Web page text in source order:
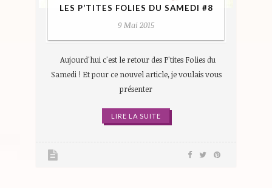
LES P’TITES FOLIES DU SAMEDI #8
9 Mai 2015
Aujourd'hui c'est le retour des P'tites Folies du
Samedi ! Et pour ce nouvel article, je voulais vous
présenter
LIRE LA SUITE